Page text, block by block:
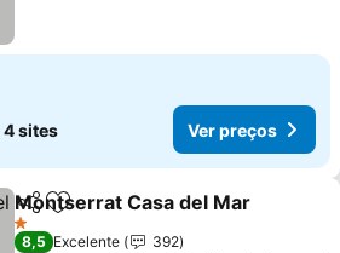
4 sites Ver preços
PartilharAdicionar aos favoritos
Montserrat Casa del Mar
1 Estrelas
8,5 Excelente
392